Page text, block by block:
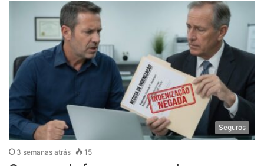
Seguros
3 semanas atrás 15